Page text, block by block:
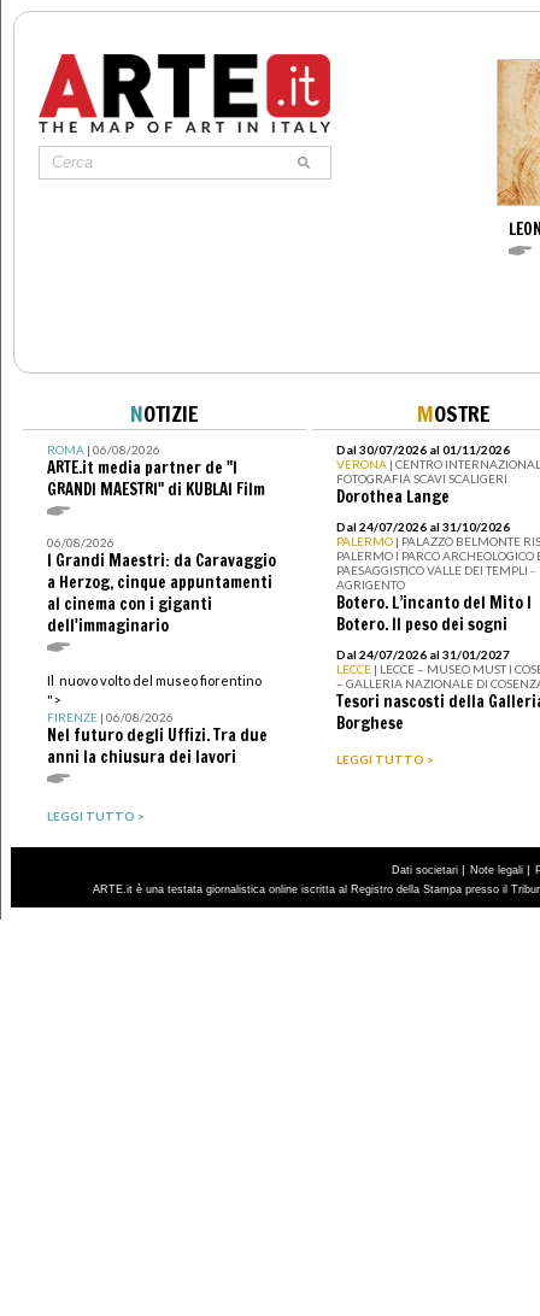
NOTIZIE
ROMA| 06/08/2026
ARTE.it media partner de "I
GRANDI MAESTRI" di KUBLAI Film
06/08/2026
I Grandi Maestri: da Caravaggio
a Herzog, cinque appuntamenti
al cinema con i giganti
dell'immaginario
Il nuovo volto del museo fiorentino
">
FIRENZE| 06/08/2026
Nel futuro degli Uffizi. Tra due
anni la chiusura dei lavori
LEGGI TUTTO >
MOSTRE
Dal 30/07/2026 al 01/11/2026
VERONA | CENTRO
FOTOGRAFIA SCAVI SCALIGERI
Dorothea Lange
Dal 24/07/2026 al 31/10/2026
PALERMO | PALAZZO BELMONTE
PALERMO I PARCO ARCHEOLOGICO
PAESAGGISTICO VALLE DEI TEMPLI -
AGRIGENTO
Botero. L’incanto del Mito I
Botero. Il peso dei sogni
Dal 24/07/2026 al 31/01/2027
LECCE | LECCE – MUSEO MUST I
– GALLERIA NAZIONALE DI
Tesori nascosti della
Borghese
LEGGI TUTTO >
Dati societari | Note legali |
ARTE.it è una testata giornalistica online iscritta al Registro della Stampa presso il